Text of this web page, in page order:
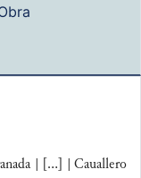
| [...] | Cauallero